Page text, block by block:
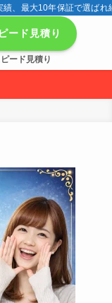
、最大10年保証で選ばれ
ード見積り
ード見積り